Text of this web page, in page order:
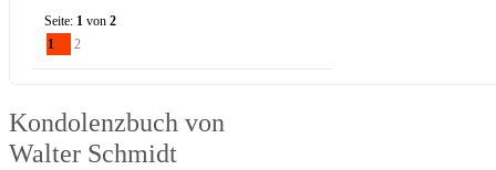
Seite: 1 von2
1
2
Kondolenzbuch von
Walter Schmidt